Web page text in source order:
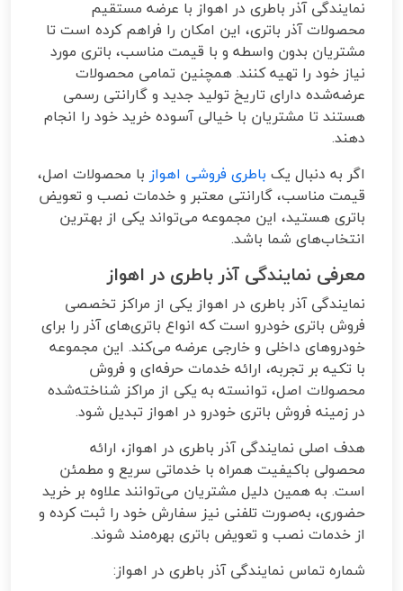
نمایندگی آذر باطری در اهواز با عرضه مستقیم
محصولات آذر باتری، این امکان را فراهم کرده است تا
مشتریان بدون واسطه و با قیمت مناسب، باتری مورد
نیاز خود را تهیه کنند. همچنین تمامی محصولات
عرضه‌شده دارای تاریخ تولید جدید و گارانتی رسمی
هستند تا مشتریان با خیالی آسوده خرید خود را انجام
دهند.
اگر به دنبال یک باطری فروشی اهواز با محصولات اصل،
قیمت مناسب، گارانتی معتبر و خدمات نصب و تعویض
باتری هستید، این مجموعه می‌تواند یکی از بهترین
انتخاب‌های شما باشد.
معرفی نمایندگی آذر باطری در اهواز
نمایندگی آذر باطری در اهواز یکی از مراکز تخصصی
فروش باتری خودرو است که انواع باتری‌های آذر را برای
خودروهای داخلی و خارجی عرضه می‌کند. این مجموعه
با تکیه بر تجربه، ارائه خدمات حرفه‌ای و فروش
محصولات اصل، توانسته به یکی از مراکز شناخته‌شده
در زمینه فروش باتری خودرو در اهواز تبدیل شود.
هدف اصلی نمایندگی آذر باطری در اهواز، ارائه
محصولی باکیفیت همراه با خدماتی سریع و مطمئن
است. به همین دلیل مشتریان می‌توانند علاوه بر خرید
حضوری، به‌صورت تلفنی نیز سفارش خود را ثبت کرده و
از خدمات نصب و تعویض باتری بهره‌مند شوند.
شماره تماس نمایندگی آذر باطری در اهواز: